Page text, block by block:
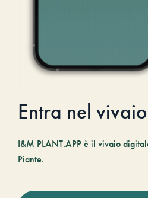
Entra nel
I&M PLANT.APP è il vivaio
Piante.